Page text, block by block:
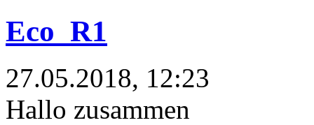
Eco_R1
27.05.2018, 12:23
Hallo zusammen